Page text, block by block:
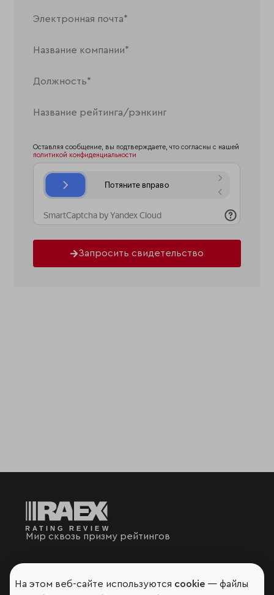
Оставляя сообщение, вы подтверждаете, что согласны с нашей
политикой конфиденциальности
Запросить свидетельство
Мир сквозь призму рейтингов
На этом веб-сайте используются cookie — файлы